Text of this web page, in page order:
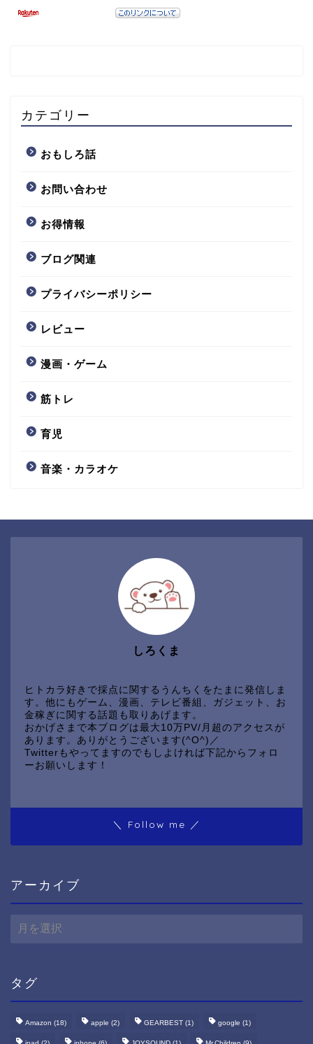
カテゴリー
おもしろ話
お問い合わせ
お得情報
ブログ関連
プライバシーポリシー
レビュー
漫画・ゲーム
筋トレ
育児
音楽・カラオケ
しろくま
ヒトカラ好きで採点に関するうんちくをたまに発信しま
す。他にもゲーム、漫画、テレビ番組、ガジェット、お
金稼ぎに関する話題も取りあげます。
おかげさまで本ブログは最大10万PV/月超のアクセスが
あります。ありがとうございます(^O^)／
Twitterもやってますのでもしよければ下記からフォロ
ーお願いします！
＼ Follow me ／
アーカイブ
ー
ブ
タグ
Amazon (18) apple (2) GEARBEST (1) google (1)